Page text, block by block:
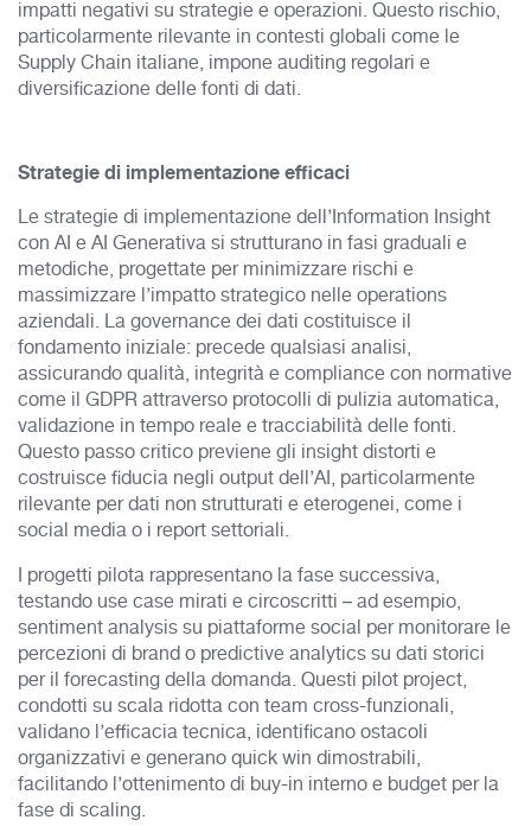
impatti negativi su strategie e operazioni. Questo rischio,
particolarmente rilevante in contesti globali come le
Supply Chain italiane, impone auditing regolari e
diversificazione delle fonti di dati.
Strategie di implementazione efficaci
Le strategie di implementazione dell’Information Insight
con AI e AI Generativa si strutturano in fasi graduali e
metodiche, progettate per minimizzare rischi e
massimizzare l’impatto strategico nelle operations
aziendali. La governance dei dati costituisce il
fondamento iniziale: precede qualsiasi analisi,
assicurando qualità, integrità e compliance con normative
come il GDPR attraverso protocolli di pulizia automatica,
validazione in tempo reale e tracciabilità delle fonti.
Questo passo critico previene gli insight distorti e
costruisce fiducia negli output dell’AI, particolarmente
rilevante per dati non strutturati e eterogenei, come i
social media o i report settoriali.​
I progetti pilota rappresentano la fase successiva,
testando use case mirati e circoscritti – ad esempio,
sentiment analysis su piattaforme social per monitorare le
percezioni di brand o predictive analytics su dati storici
per il forecasting della domanda. Questi pilot project,
condotti su scala ridotta con team cross-funzionali,
validano l’efficacia tecnica, identificano ostacoli
organizzativi e generano quick win dimostrabili,
facilitando l’ottenimento di buy-in interno e budget per la
fase di scaling.